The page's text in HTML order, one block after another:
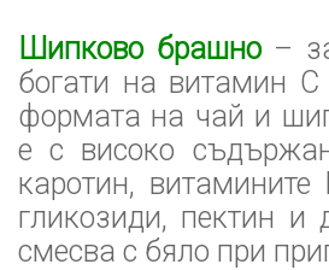
Шипково брашно–
богати на витамин
формата на чай и
е с високо
каротин,
гликозиди, пектин и
смесва с бяло при